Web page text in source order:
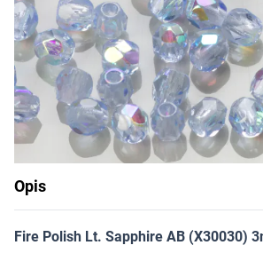
Dostępność:
Powiadom o
Opis
Fire Polish Lt. Sapphire AB (X30030)